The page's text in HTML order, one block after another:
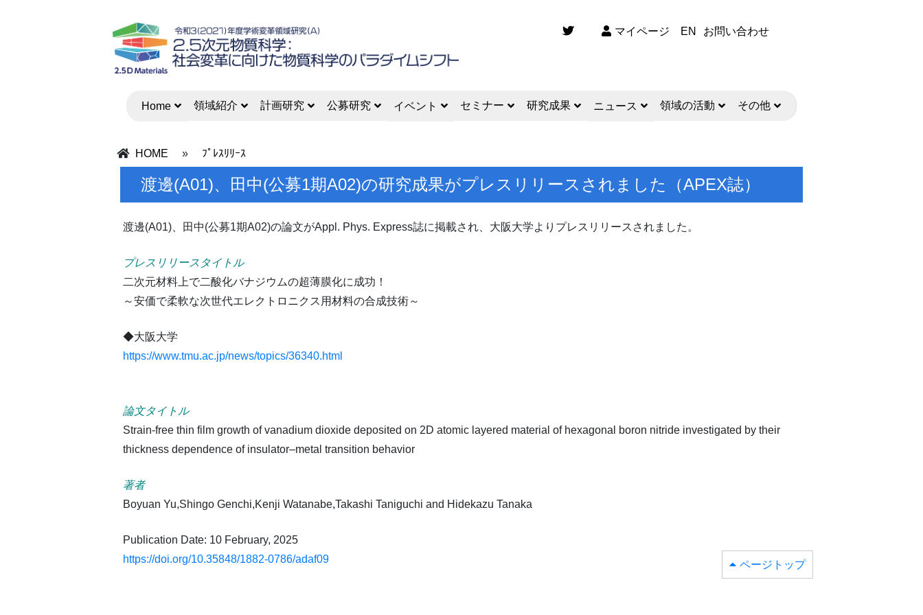
マイページ EN お問い合わせ
Home 領域紹介 計画研究 公募研究 イベント セミナー 研究成果 ニュース 領域の活動 その他
HOME » ﾌﾟﾚｽﾘﾘｰｽ
渡邊(A01)、田中(公募1期A02)の研究成果がプレスリリースされました（APEX誌）
渡邊(A01)、田中(公募1期A02)の論文がAppl. Phys. Express誌に掲載され、大阪大学よりプレスリリースされました。
プレスリリースタイトル
二次元材料上で二酸化バナジウムの超薄膜化に成功！
～安価で柔軟な次世代エレクトロニクス用材料の合成技術～
◆大阪大学
https://www.tmu.ac.jp/news/topics/36340.html
論文タイトル
Strain-free thin film growth of vanadium dioxide deposited on 2D atomic layered material of hexagonal boron nitride investigated by their
thickness dependence of insulator–metal transition behavior
著者
Boyuan Yu,Shingo Genchi,Kenji Watanabe,Takashi Taniguchi and Hidekazu Tanaka
Publication Date: 10 February, 2025
https://doi.org/10.35848/1882-0786/adaf09
ページトップ